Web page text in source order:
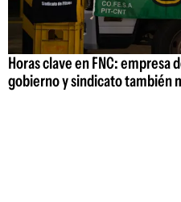
Horas clave en FNC: empresa
gobierno y sindicato también